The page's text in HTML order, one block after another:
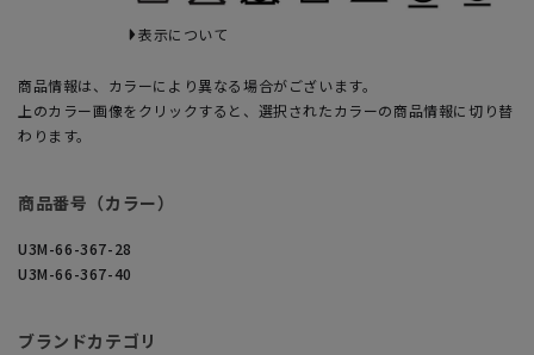
表示について
商品情報は、カラーにより異なる場合がございます。
上のカラー画像をクリックすると、選択されたカラーの商品情報に切り替
わります。
商品番号（カラー）
U3M-66-367-28
U3M-66-367-40
ブランドカテゴリ